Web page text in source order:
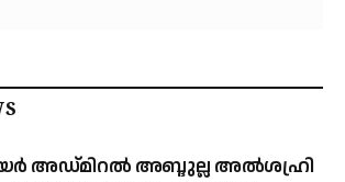
അഡ്മിറല്‍ അബ്ദുല്ല അല്‍ശഹ്രി